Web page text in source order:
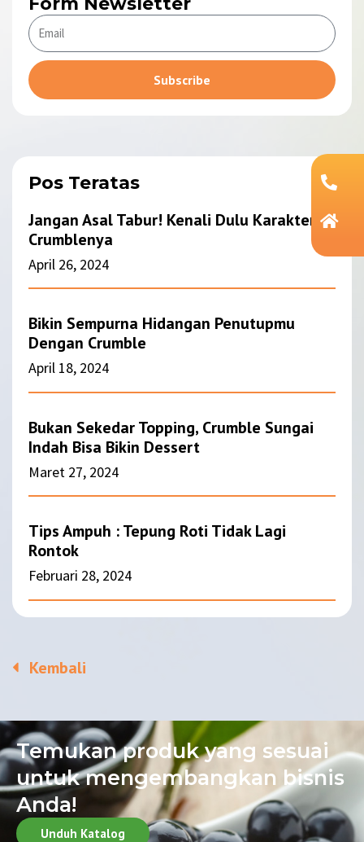
Subscribe
Pos Teratas
Jangan Asal Tabur! Kenali Dulu Karakter
Crumblenya
April 26, 2024
Bikin Sempurna Hidangan Penutupmu
Dengan Crumble
April 18, 2024
Bukan Sekedar Topping, Crumble Sungai
Indah Bisa Bikin Dessert
Maret 27, 2024
Tips Ampuh : Tepung Roti Tidak Lagi
Rontok
Februari 28, 2024
Kembali
Temukan produk yang sesuai
untuk mengembangkan bisnis
Anda!
Unduh Katalog